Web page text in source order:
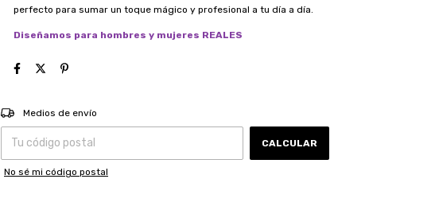
perfecto para sumar un toque mágico y profesional a tu día a día.
Diseñamos para hombres y mujeres REALES
Entregas para el CP:
Medios de envío
CALCULAR
No sé mi código postal